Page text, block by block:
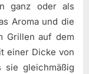
ganz oder als
Aroma und die
Grillen auf dem
einer Dicke von
gleichmäßig